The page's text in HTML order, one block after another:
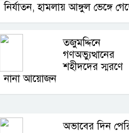
নির্যাতন, হামলায় আঙ্গুল ভেঙ্গে
তজুমদ্দিনে
গণঅভ্যুত্থানের
শহীদদের স্মরণে
নানা আয়োজন
অভাবের দিন